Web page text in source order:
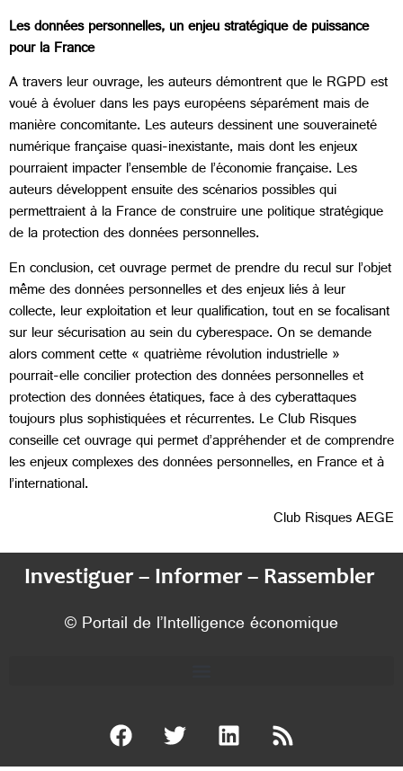
Les données personnelles, un enjeu stratégique de puissance
pour la France
A travers leur ouvrage, les auteurs démontrent que le RGPD est
voué à évoluer dans les pays européens séparément mais de
manière concomitante. Les auteurs dessinent une souveraineté
numérique française quasi-inexistante, mais dont les enjeux
pourraient impacter l’ensemble de l’économie française. Les
auteurs développent ensuite des scénarios possibles qui
permettraient à la France de construire une politique stratégique
de la protection des données personnelles.
En conclusion, cet ouvrage permet de prendre du recul sur l’objet
même des données personnelles et des enjeux liés à leur
collecte, leur exploitation et leur qualification, tout en se focalisant
sur leur sécurisation au sein du cyberespace. On se demande
alors comment cette « quatrième révolution industrielle »
pourrait-elle concilier protection des données personnelles et
protection des données étatiques, face à des cyberattaques
toujours plus sophistiquées et récurrentes. Le Club Risques
conseille cet ouvrage qui permet d’appréhender et de comprendre
les enjeux complexes des données personnelles, en France et à
l’international.
Club Risques AEGE
Investiguer – Informer – Rassembler
© Portail de l’Intelligence économique